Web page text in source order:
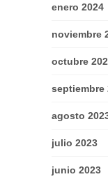
enero 2024
noviembre
octubre
septiembre
agosto
julio 2023
junio 2023